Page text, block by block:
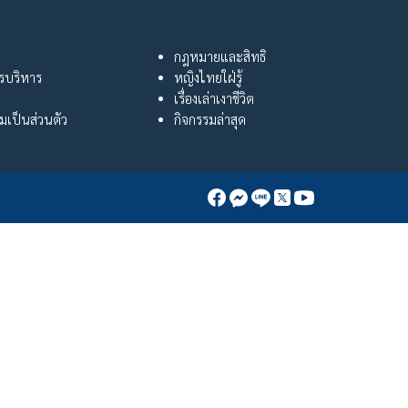
บริหาร
เป็นส่วนตัว
กฎหมายและสิทธิ
หญิงไทยใฝ่รู้
เรื่องเล่าเงาชีวิต
กิจกรรมล่าสุด